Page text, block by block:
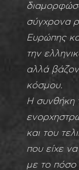
σύγχρονα
Ευρώπης
την
αλλά
κόσμου.
Η συνθήκη
και του
που είχε να
με το πόσο